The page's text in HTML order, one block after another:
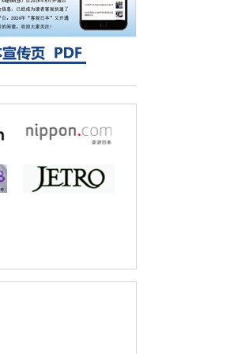
功鉴定出非结核分枝杆菌
首次揭示该基因的必要性